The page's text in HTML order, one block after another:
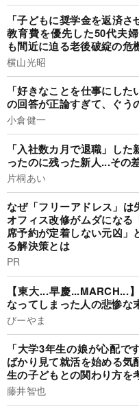
「子どもに奨学金を返済さ
教育費を優先した50代夫
も間近に迫る老後破綻の危
横山光昭
「好きなことを仕事にし
の回答が正論すぎて、ぐう
小倉健一
「入社数カ月で退職」し
ったのに残った新人...その
片桐あい
なぜ「フリーアドレス」は
オフィス改修がムダになる
席予約が定着しない元凶」
る解決策とは
PR
【東大...早慶...MARCH...
なってしまった人の悲惨な
びーやま
「大学3年生の娘が心配で
ばかり見て就活を始める気
生の子どもとの関わり方を
藤井智也